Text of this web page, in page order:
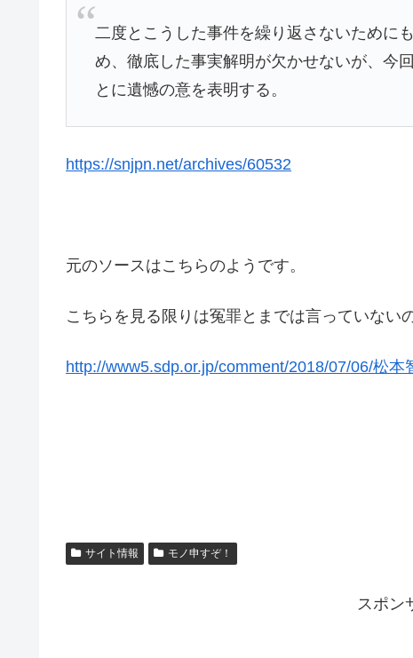
二度とこうした事件を繰り返さないために
め、徹底した事実解明が欠かせないが、今
とに遺憾の意を表明する。
https://snjpn.net/archives/60532
元のソースはこちらのようです。
こちらを見る限りは冤罪とまでは言っていない
http://www5.sdp.or.jp/comment/2018/07/06/松
サイト情報 モノ申すぞ！
スポン